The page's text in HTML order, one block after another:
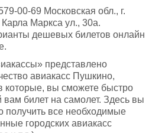
00-69 Московская обл., г.
Карла Маркса ул., 30а.
дешевых билетов онлайн
представлено
авиакасс Пушкино,
которые, вы сможете быстро
вам билет на самолет. Здесь вы
получить все необходимые
городских авиакасс